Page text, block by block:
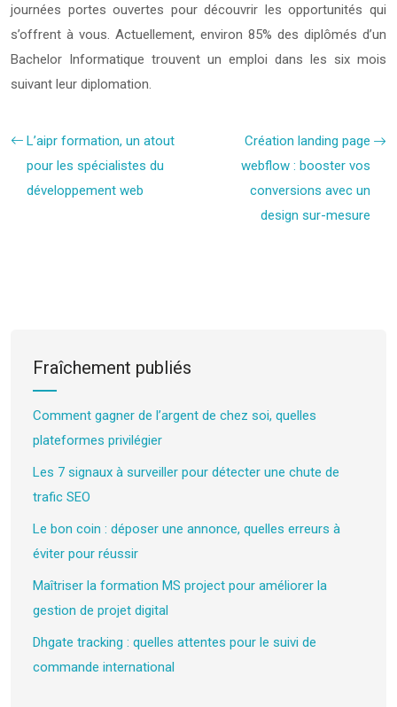
journées portes ouvertes pour découvrir les opportunités qui
s’offrent à vous. Actuellement, environ 85% des diplômés d’un
Bachelor Informatique trouvent un emploi dans les six mois
suivant leur diplomation.
L’aipr formation, un atout
pour les spécialistes du
développement web
Création landing page
webflow : booster vos
conversions avec un
design sur-mesure
Fraîchement publiés
Comment gagner de l’argent de chez soi, quelles
plateformes privilégier
Les 7 signaux à surveiller pour détecter une chute de
trafic SEO
Le bon coin : déposer une annonce, quelles erreurs à
éviter pour réussir
Maîtriser la formation MS project pour améliorer la
gestion de projet digital
Dhgate tracking : quelles attentes pour le suivi de
commande international